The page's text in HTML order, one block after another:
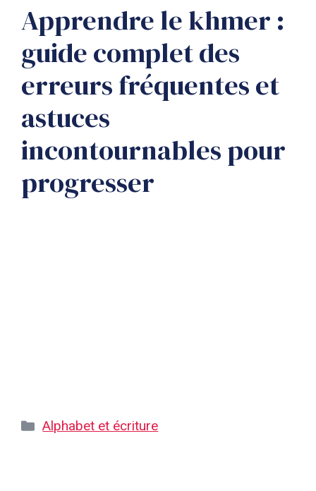
Apprendre le khmer :
guide complet des
erreurs fréquentes et
astuces
incontournables pour
progresser
Catégories
Alphabet et écriture